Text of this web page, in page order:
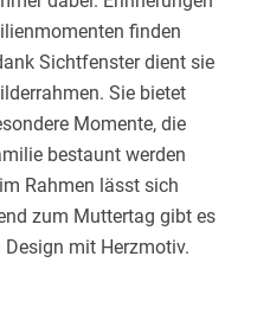
finden
Sichtfenster dient sie
Sie bietet
Momente, die
bestaunt werden
Rahmen lässt sich
zum Muttertag gibt es
mit Herzmotiv.